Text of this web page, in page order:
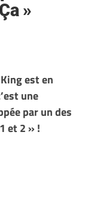
»
est en
une
par un des
et 2 » !